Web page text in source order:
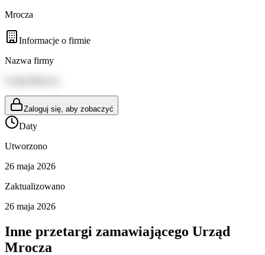
Mrocza
Informacje o firmie
Nazwa firmy
Zaloguj się, aby zobaczyć
Daty
Utworzono
26 maja 2026
Zaktualizowano
26 maja 2026
Inne przetargi zamawiającego Urząd
Mrocza